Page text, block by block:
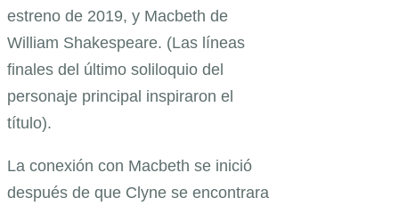
estreno de 2019, y Macbeth de
William Shakespeare. (Las líneas
finales del último soliloquio del
personaje principal inspiraron el
título).
La conexión con Macbeth se inició
después de que Clyne se encontrara